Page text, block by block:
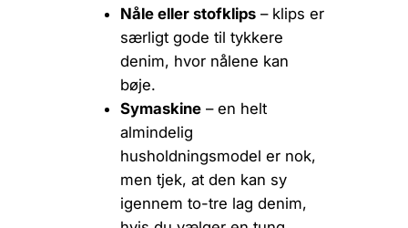
Nåle eller stofklips– klips er
særligt gode til tykkere
denim, hvor nålene kan
bøje.
Symaskine– en helt
almindelig
husholdningsmodel er nok,
men tjek, at den kan sy
igennem to-tre lag denim,